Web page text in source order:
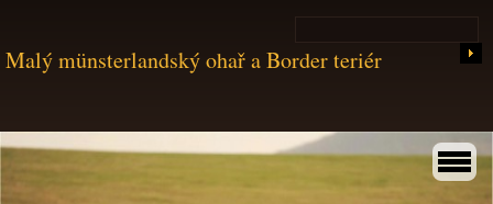
Malý münsterlandský ohař a Border teriér